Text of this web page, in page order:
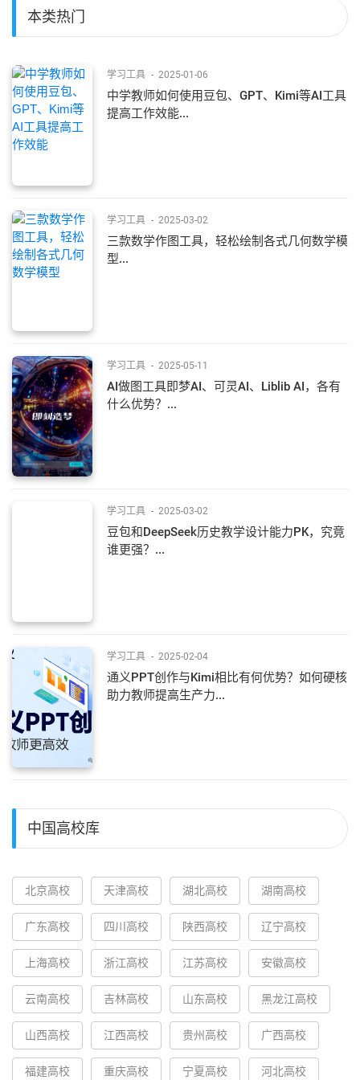
本类热门
学习工具 - 2025-01-06
中学教师如何使用豆包、GPT、Kimi等AI工具
提高工作效能...
学习工具 - 2025-03-02
三款数学作图工具，轻松绘制各式几何数学模
型...
学习工具 - 2025-05-11
AI做图工具即梦AI、可灵AI、Liblib AI，各有
什么优势？...
学习工具 - 2025-03-02
豆包和DeepSeek历史教学设计能力PK，究竟
谁更强？...
学习工具 - 2025-02-04
通义PPT创作与Kimi相比有何优势？如何硬核
助力教师提高生产力...
中国高校库
北京高校 天津高校 湖北高校 湖南高校
广东高校 四川高校 陕西高校 辽宁高校
上海高校 浙江高校 江苏高校 安徽高校
云南高校 吉林高校 山东高校 黑龙江高校
山西高校 江西高校 贵州高校 广西高校
福建高校 重庆高校 宁夏高校 河北高校